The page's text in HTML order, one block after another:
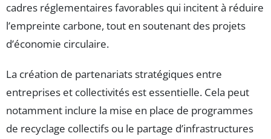
cadres réglementaires favorables qui incitent à réduire
l’empreinte carbone, tout en soutenant des projets
d’économie circulaire.
La création de partenariats stratégiques entre
entreprises et collectivités est essentielle. Cela peut
notamment inclure la mise en place de programmes
de recyclage collectifs ou le partage d’infrastructures